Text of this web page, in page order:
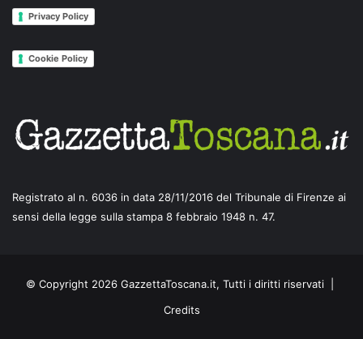
Privacy Policy
Cookie Policy
Registrato al n. 6036 in data 28/11/2016 del Tribunale di Firenze ai
sensi della legge sulla stampa 8 febbraio 1948 n. 47.
© Copyright 2026 GazzettaToscana.it, Tutti i diritti riservati |
Credits